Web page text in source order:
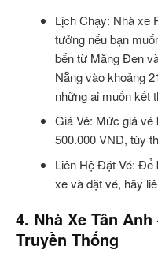
Lịch Chạy: Nhà xe
tưởng nếu bạn
bến từ Măng Đen
Nẵng vào khoảng
những ai muốn kết
Giá Vé: Mức giá vé
500.000 VNĐ, tùy
Liên Hệ Đặt Vé: Để
xe và đặt vé, hãy
4. Nhà Xe Tân
Truyền Thống